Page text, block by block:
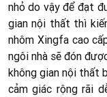
nhỏ do vậy để đạt
gian nội thất thì
nhôm Xingfa cao
ngôi nhà sẽ đón
không gian nội thất
cảm giác rộng rãi